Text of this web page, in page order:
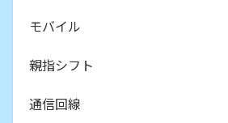
モバイル
親指シフト
通信回線